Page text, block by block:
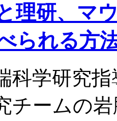
理研、マ
られる方
科学研究
チームの